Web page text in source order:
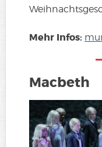
Mehr Infos:
Macbeth